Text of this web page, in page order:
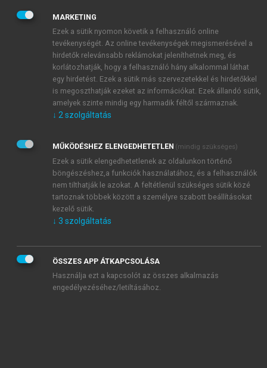
JELSZÓ
JELSZÓ ÚJRA
Kérek értesítést a MeRSZ újdonságairól, akcióiról.
Kérek értesítést az Akadémiai Kiadó Zrt. újdonságairól,
Adatkezelési tájékoztatóbanfoglaltakat tudomásul
veszem és elfogadom.
Általános vásárlási feltételeket, valamint a szotar.netés a
mersz.huoldalak licencszerződéseiben foglaltakat
tudomásul veszem és elfogadom.
KIPRÓBÁLOM
MARKETING
Ezek a sütik nyomon követik a felhasználó online
tevékenységét. Az online tevékenységek megismerésével a
hirdetők relevánsabb reklámokat jeleníthetnek meg, és
korlátozhatják, hogy a felhasználó hány alkalommal láthat
egy hirdetést. Ezek a sütik más szervezetekkel és hirdetőkkel
is megoszthatják ezeket az információkat. Ezek állandó sütik,
amelyek szinte mindig egy harmadik féltől származnak.
↓ 2 szolgáltatás
MŰKÖDÉSHEZ ELENGEDHETETLEN (mindig szükséges)
Ezek a sütik elengedhetetlenek az oldalunkon történő
böngészéshez,a funkciók használatához, és a felhasználók
nem tilthatják le azokat. A feltétlenül szükséges sütik közé
tartoznak többek között a személyre szabott beállításokat
kezelő sütik.
↓ 3 szolgáltatás
ÖSSZES APP ÁTKAPCSOLÁSA
Használja ezt a kapcsolót az összes alkalmazás
engedélyezéséhez/letiltásához.